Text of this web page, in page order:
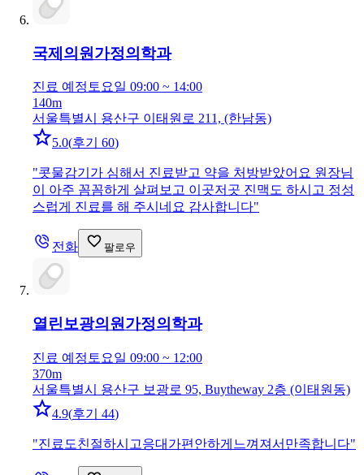
국제의원 가정의학과
진료 예정 토요일 09:00 ~ 14:00
140m
서울특별시 용산구 이태원로 211, (한남동)
5.0(후기 60)
"콧물감기가 심해서 진료받고 약을 처방받았어요 원장님
이 아주 꼼꼼하게 살펴보고 이곳저곳 진맥도 하시고 정성
스럽게 진료를 해 주시네요 감사합니다"
전화 팔로우
열린보광의원 가정의학과
진료 예정 토요일 09:00 ~ 12:00
370m
서울특별시 용산구 보광로 95, Buytheway 2층 (이태원동)
4.9(후기 44)
"진료도친절하시고응대가편안하게느껴져서만족합니다"